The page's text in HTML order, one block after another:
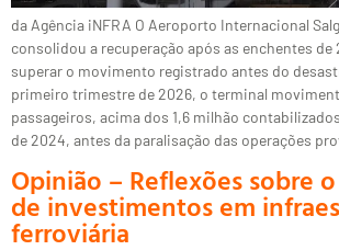
da Agência iNFRA O Aeroporto Internacional
consolidou a recuperação após as enchentes de
superar o movimento registrado antes do
primeiro trimestre de 2026, o terminal
passageiros, acima dos 1,6 milhão
de 2024, antes da paralisação das operações
Opinião – Reflexões sobre
de investimentos em
ferroviária